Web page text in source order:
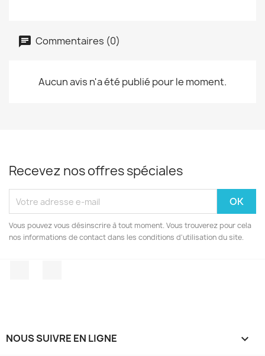
Commentaires (0)
Aucun avis n'a été publié pour le moment.
Recevez nos offres spéciales
Vous pouvez vous désinscrire à tout moment. Vous trouverez pour cela
nos informations de contact dans les conditions d'utilisation du site.
NOUS SUIVRE EN LIGNE 